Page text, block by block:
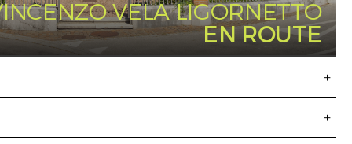
VELA LIGORNETTO
EN ROUTE